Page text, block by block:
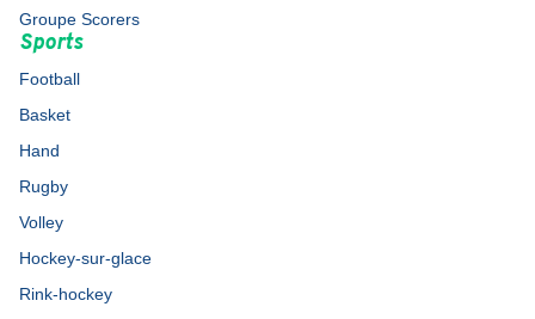
Groupe Scorers
Sports
Football
Basket
Hand
Rugby
Volley
Hockey-sur-glace
Rink-hockey